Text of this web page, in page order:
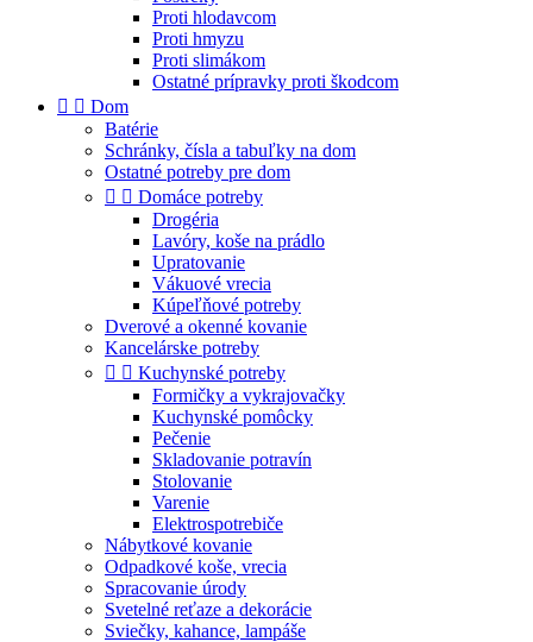
Proti hlodavcom
Proti hmyzu
Proti slimákom
Ostatné prípravky proti škodcom
  Dom
Batérie
Schránky, čísla a tabuľky na dom
Ostatné potreby pre dom
  Domáce potreby
Drogéria
Lavóry, koše na prádlo
Upratovanie
Vákuové vrecia
Kúpeľňové potreby
Dverové a okenné kovanie
Kancelárske potreby
  Kuchynské potreby
Formičky a vykrajovačky
Kuchynské pomôcky
Pečenie
Skladovanie potravín
Stolovanie
Varenie
Elektrospotrebiče
Nábytkové kovanie
Odpadkové koše, vrecia
Spracovanie úrody
Svetelné reťaze a dekorácie
Sviečky, kahance, lampáše